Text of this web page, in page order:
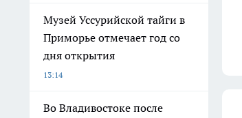
Музей Уссурийской тайги в
Приморье отмечает год со
дня открытия
13:14
Во Владивостоке после